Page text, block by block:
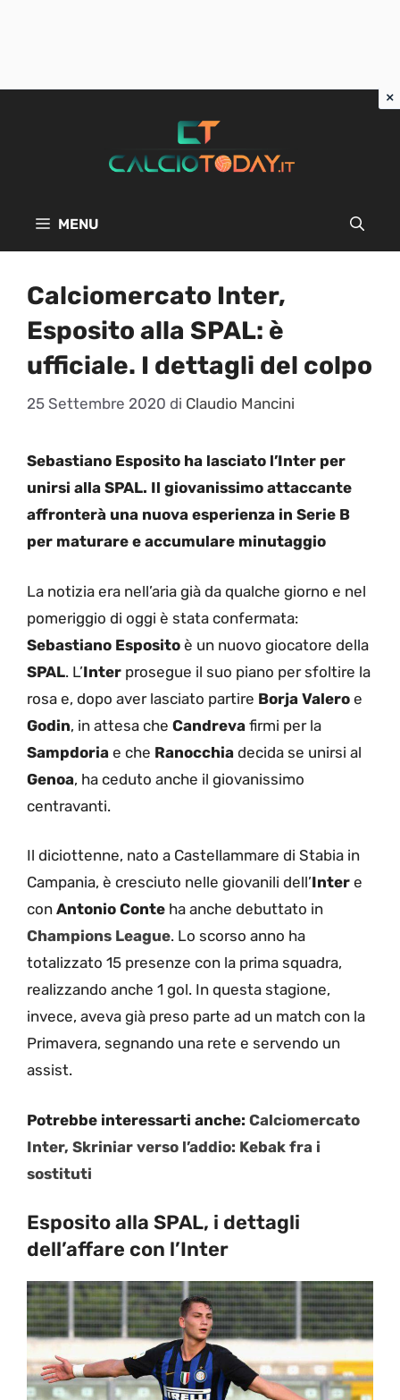
MENU
Calciomercato Inter,
Esposito alla SPAL: è
ufficiale. I dettagli del colpo
25 Settembre 2020 di Claudio Mancini
Sebastiano Esposito ha lasciato l’Inter per
unirsi alla SPAL. Il giovanissimo attaccante
affronterà una nuova esperienza in Serie B
per maturare e accumulare minutaggio
La notizia era nell’aria già da qualche giorno e nel
pomeriggio di oggi è stata confermata:
Sebastiano Esposito è un nuovo giocatore della
SPAL. L’Inter prosegue il suo piano per sfoltire la
rosa e, dopo aver lasciato partire Borja Valero e
Godin, in attesa che Candreva firmi per la
Sampdoria e che Ranocchia decida se unirsi al
Genoa, ha ceduto anche il giovanissimo
centravanti.
Il diciottenne, nato a Castellammare di Stabia in
Campania, è cresciuto nelle giovanili dell’Inter e
con Antonio Conte ha anche debuttato in
Champions League. Lo scorso anno ha
totalizzato 15 presenze con la prima squadra,
realizzando anche 1 gol. In questa stagione,
invece, aveva già preso parte ad un match con la
Primavera, segnando una rete e servendo un
assist.
Potrebbe interessarti anche: Calciomercato
Inter, Skriniar verso l’addio: Kebak fra i
sostituti
Esposito alla SPAL, i dettagli
dell’affare con l’Inter